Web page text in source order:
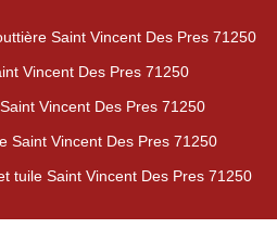
Saint Vincent Des Pres 71250
Vincent Des Pres 71250
Vincent Des Pres 71250
Saint Vincent Des Pres 71250
tuile Saint Vincent Des Pres 71250